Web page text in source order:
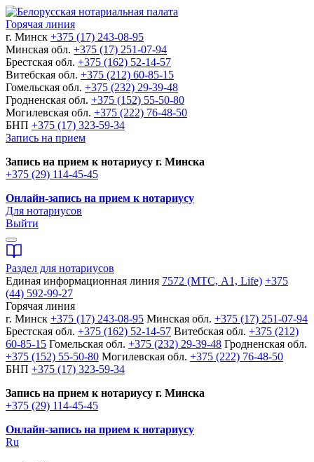
Горячая линия
г. Минск +375 (17) 243-08-95
Минская обл. +375 (17) 251-07-94
Брестская обл. +375 (162) 52-14-57
Витебская обл. +375 (212) 60-85-15
Гомельская обл. +375 (232) 29-39-48
Гродненская обл. +375 (152) 55-50-80
Могилевская обл. +375 (222) 76-48-50
БНП +375 (17) 323-59-34
Запись на прием
Запись на прием к нотариусу г. Минска
+375 (29) 114-45-45
Онлайн-запись на прием к нотариусу
Для нотариусов
Выйти
Раздел для нотариусов
Единая информационная линия 7572 (МТС, A1, Life) +375
(44) 592-99-27
Горячая линия
г. Минск +375 (17) 243-08-95 Минская обл. +375 (17) 251-07-94
Брестская обл. +375 (162) 52-14-57 Витебская обл. +375 (212)
60-85-15 Гомельская обл. +375 (232) 29-39-48 Гродненская обл.
+375 (152) 55-50-80 Могилевская обл. +375 (222) 76-48-50
БНП +375 (17) 323-59-34
Запись на прием к нотариусу г. Минска
+375 (29) 114-45-45
Онлайн-запись на прием к нотариусу
Ru